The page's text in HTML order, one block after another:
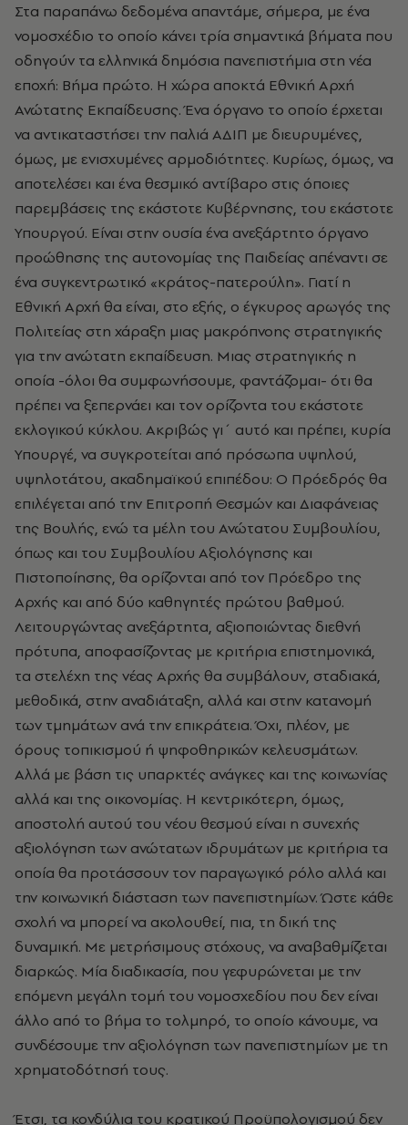
Στα παραπάνω δεδομένα απαντάμε, σήμερα, με ένα
νομοσχέδιο το οποίο κάνει τρία σημαντικά βήματα που
οδηγούν τα ελληνικά δημόσια πανεπιστήμια στη νέα
εποχή: Βήμα πρώτο. Η χώρα αποκτά Εθνική Αρχή
Ανώτατης Εκπαίδευσης. Ένα όργανο το οποίο έρχεται
να αντικαταστήσει την παλιά ΑΔΙΠ με διευρυμένες,
όμως, με ενισχυμένες αρμοδιότητες. Κυρίως, όμως, να
αποτελέσει και ένα θεσμικό αντίβαρο στις όποιες
παρεμβάσεις της εκάστοτε Κυβέρνησης, του εκάστοτε
Υπουργού. Είναι στην ουσία ένα ανεξάρτητο όργανο
προώθησης της αυτονομίας της Παιδείας απέναντι σε
ένα συγκεντρωτικό «κράτος-πατερούλη». Γιατί η
Εθνική Αρχή θα είναι, στο εξής, ο έγκυρος αρωγός της
Πολιτείας στη χάραξη μιας μακρόπνοης στρατηγικής
για την ανώτατη εκπαίδευση. Μιας στρατηγικής η
οποία -όλοι θα συμφωνήσουμε, φαντάζομαι- ότι θα
πρέπει να ξεπερνάει και τον ορίζοντα του εκάστοτε
εκλογικού κύκλου. Ακριβώς γι΄ αυτό και πρέπει, κυρία
Υπουργέ, να συγκροτείται από πρόσωπα υψηλού,
υψηλοτάτου, ακαδημαϊκού επιπέδου: Ο Πρόεδρός θα
επιλέγεται από την Επιτροπή Θεσμών και Διαφάνειας
της Βουλής, ενώ τα μέλη του Ανώτατου Συμβουλίου,
όπως και του Συμβουλίου Αξιολόγησης και
Πιστοποίησης, θα ορίζονται από τον Πρόεδρο της
Αρχής και από δύο καθηγητές πρώτου βαθμού.
Λειτουργώντας ανεξάρτητα, αξιοποιώντας διεθνή
πρότυπα, αποφασίζοντας με κριτήρια επιστημονικά,
τα στελέχη της νέας Αρχής θα συμβάλουν, σταδιακά,
μεθοδικά, στην αναδιάταξη, αλλά και στην κατανομή
των τμημάτων ανά την επικράτεια. Όχι, πλέον, με
όρους τοπικισμού ή ψηφοθηρικών κελευσμάτων.
Αλλά με βάση τις υπαρκτές ανάγκες και της κοινωνίας
αλλά και της οικονομίας. Η κεντρικότερη, όμως,
αποστολή αυτού του νέου θεσμού είναι η συνεχής
αξιολόγηση των ανώτατων ιδρυμάτων με κριτήρια τα
οποία θα προτάσσουν τον παραγωγικό ρόλο αλλά και
την κοινωνική διάσταση των πανεπιστημίων. Ώστε κάθε
σχολή να μπορεί να ακολουθεί, πια, τη δική της
δυναμική. Με μετρήσιμους στόχους, να αναβαθμίζεται
διαρκώς. Μία διαδικασία, που γεφυρώνεται με την
επόμενη μεγάλη τομή του νομοσχεδίου που δεν είναι
άλλο από το βήμα το τολμηρό, το οποίο κάνουμε, να
συνδέσουμε την αξιολόγηση των πανεπιστημίων με τη
χρηματοδότησή τους.
Έτσι, τα κονδύλια του κρατικού Προϋπολογισμού δεν